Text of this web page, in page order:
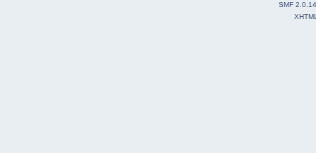
SMF 2.0.14